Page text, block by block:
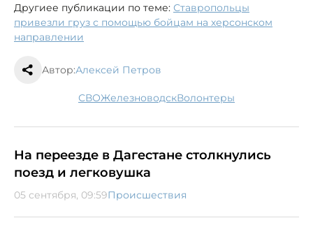
Другиее публикации по теме: Ставропольцы
привезли груз с помощью бойцам на херсонском
направлении
Автор:Алексей Петров
СВО Железноводск волонтеры
На переезде в Дагестане столкнулись
поезд и легковушка
05 сентября, 09:59Происшествия